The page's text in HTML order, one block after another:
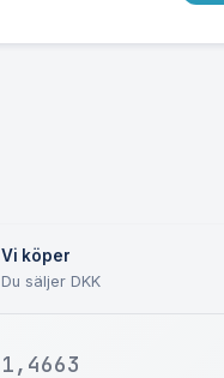
Vi köper
Du säljer DKK
1,4663